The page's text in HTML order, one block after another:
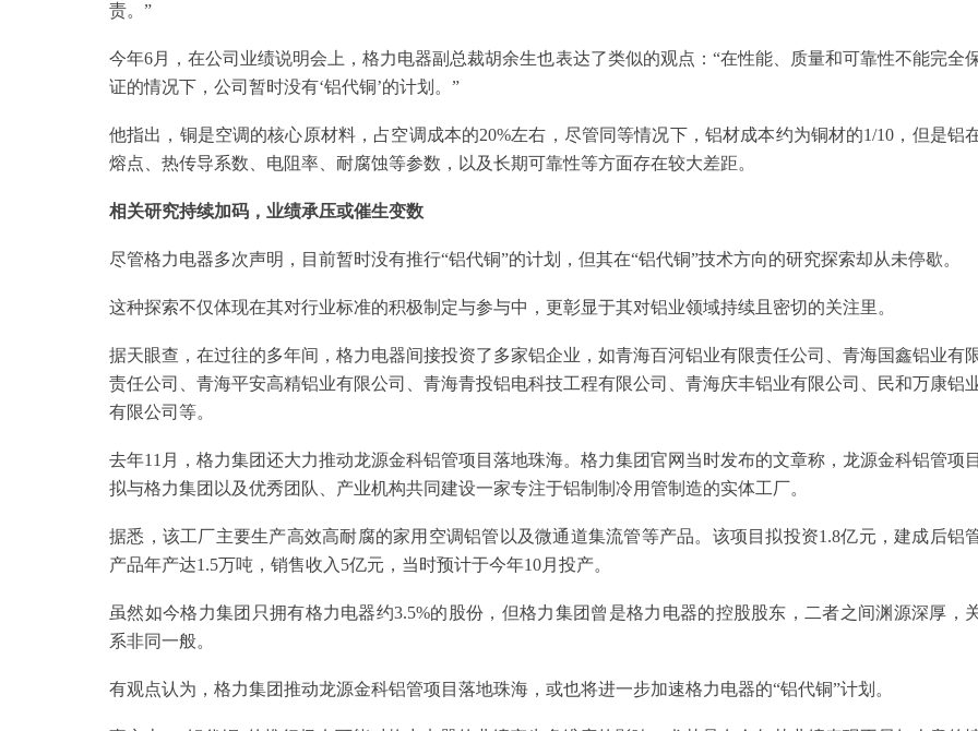
责。”
今年6月，在公司业绩说明会上，格力电器副总裁胡余生也表达了类似的观点：“在性能、质量和可靠性不能完全
证的情况下，公司暂时没有‘铝代铜’的计划。”
他指出，铜是空调的核心原材料，占空调成本的20%左右，尽管同等情况下，铝材成本约为铜材的1/10，但是铝
熔点、热传导系数、电阻率、耐腐蚀等参数，以及长期可靠性等方面存在较大差距。
相关研究持续加码，业绩承压或催生变数
尽管格力电器多次声明，目前暂时没有推行“铝代铜”的计划，但其在“铝代铜”技术方向的研究探索却从未停歇。
这种探索不仅体现在其对行业标准的积极制定与参与中，更彰显于其对铝业领域持续且密切的关注里。
据天眼查，在过往的多年间，格力电器间接投资了多家铝企业，如青海百河铝业有限责任公司、青海国鑫铝业有
责任公司、青海平安高精铝业有限公司、青海青投铝电科技工程有限公司、青海庆丰铝业有限公司、民和万康铝
有限公司等。
去年11月，格力集团还大力推动龙源金科铝管项目落地珠海。格力集团官网当时发布的文章称，龙源金科铝管项目
拟与格力集团以及优秀团队、产业机构共同建设一家专注于铝制制冷用管制造的实体工厂。
据悉，该工厂主要生产高效高耐腐的家用空调铝管以及微通道集流管等产品。该项目拟投资1.8亿元，建成后铝
产品年产达1.5万吨，销售收入5亿元，当时预计于今年10月投产。
虽然如今格力集团只拥有格力电器约3.5%的股份，但格力集团曾是格力电器的控股股东，二者之间渊源深厚，
系非同一般。
有观点认为，格力集团推动龙源金科铝管项目落地珠海，或也将进一步加速格力电器的“铝代铜”计划。